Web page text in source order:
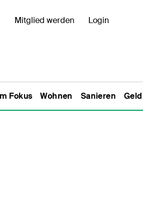
Mitglied werden Login
Fokus Wohnen Sanieren Geld